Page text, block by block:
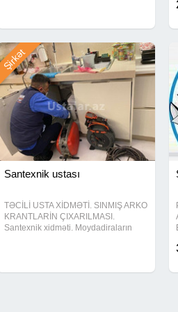
quraşdırılması. İsti
Santexnik ustası
TƏCİLİ USTA XİDMƏTİ. SINMIŞ ARKO
KRANTLARİN ÇIXARILMASI.
Santexnik xidməti. Moydadiraların
quraşdırılması. İsti
Şirkət